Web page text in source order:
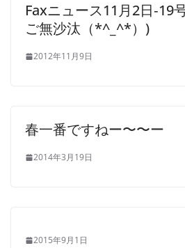
Faxニュース11月2日‐19
ご無沙汰（*^_^*）)
2012年11月9日
春一番ですねー〜〜ー
2014年3月19日
2015年9月1日